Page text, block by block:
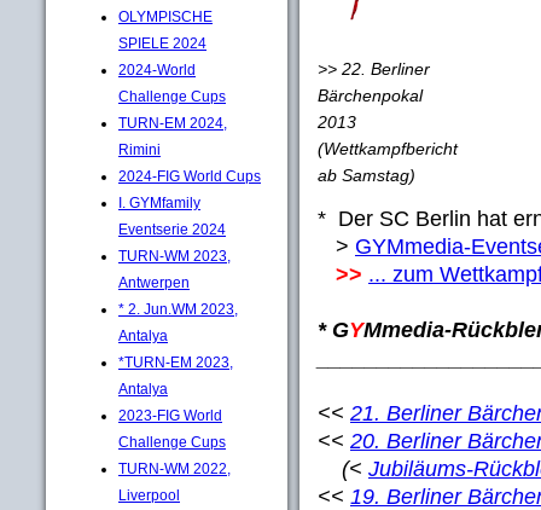
OLYMPISCHE
SPIELE 2024
2024-World
Challenge Cups
TURN-EM 2024,
Rimini
2024-FIG World Cups
I. GYMfamily
Eventserie 2024
TURN-WM 2023,
Antwerpen
* 2. Jun.WM 2023,
Antalya
*TURN-EM 2023,
Antalya
2023-FIG World
Challenge Cups
TURN-WM 2022,
Liverpool
>> 22. Berliner
Bärchenpokal
2013
(Wettkampfbericht
ab Samstag)
* Der SC Berlin hat
> GYMmedia-
>> ... zum
* GYMmedia-
<< 21. Berliner
<< 20. Berliner
(< Jubiläums-
<< 19. Berliner